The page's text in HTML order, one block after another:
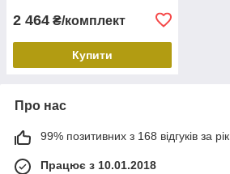
2 464 ₴/комплект
Купити
Про нас
99% позитивних з 168 відгуків за рік
Працює з 10.01.2018